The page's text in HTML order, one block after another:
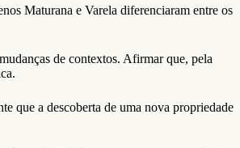
Maturana e Varela diferenciaram entre os
de contextos. Afirmar que, pela
que a descoberta de uma nova propriedade